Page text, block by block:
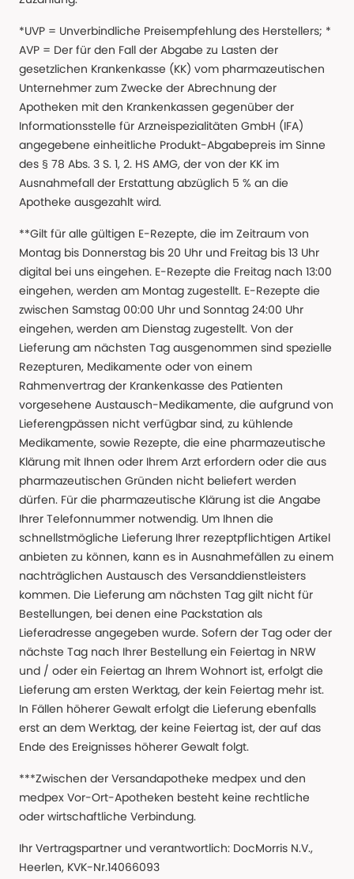
*UVP = Unverbindliche Preisempfehlung des Herstellers; *
AVP = Der für den Fall der Abgabe zu Lasten der
gesetzlichen Krankenkasse (KK) vom pharmazeutischen
Unternehmer zum Zwecke der Abrechnung der
Apotheken mit den Krankenkassen gegenüber der
Informationsstelle für Arzneispezialitäten GmbH (IFA)
angegebene einheitliche Produkt-Abgabepreis im Sinne
des § 78 Abs. 3 S. 1, 2. HS AMG, der von der KK im
Ausnahmefall der Erstattung abzüglich 5 % an die
Apotheke ausgezahlt wird.
**Gilt für alle gültigen E-Rezepte, die im Zeitraum von
Montag bis Donnerstag bis 20 Uhr und Freitag bis 13 Uhr
digital bei uns eingehen. E-Rezepte die Freitag nach 13:00
eingehen, werden am Montag zugestellt. E-Rezepte die
zwischen Samstag 00:00 Uhr und Sonntag 24:00 Uhr
eingehen, werden am Dienstag zugestellt. Von der
Lieferung am nächsten Tag ausgenommen sind spezielle
Rezepturen, Medikamente oder von einem
Rahmenvertrag der Krankenkasse des Patienten
vorgesehene Austausch-Medikamente, die aufgrund von
Lieferengpässen nicht verfügbar sind, zu kühlende
Medikamente, sowie Rezepte, die eine pharmazeutische
Klärung mit Ihnen oder Ihrem Arzt erfordern oder die aus
pharmazeutischen Gründen nicht beliefert werden
dürfen. Für die pharmazeutische Klärung ist die Angabe
Ihrer Telefonnummer notwendig. Um Ihnen die
schnellstmögliche Lieferung Ihrer rezeptpflichtigen Artikel
anbieten zu können, kann es in Ausnahmefällen zu einem
nachträglichen Austausch des Versanddienstleisters
kommen. Die Lieferung am nächsten Tag gilt nicht für
Bestellungen, bei denen eine Packstation als
Lieferadresse angegeben wurde. Sofern der Tag oder der
nächste Tag nach Ihrer Bestellung ein Feiertag in NRW
und / oder ein Feiertag an Ihrem Wohnort ist, erfolgt die
Lieferung am ersten Werktag, der kein Feiertag mehr ist.
In Fällen höherer Gewalt erfolgt die Lieferung ebenfalls
erst an dem Werktag, der keine Feiertag ist, der auf das
Ende des Ereignisses höherer Gewalt folgt.
***Zwischen der Versandapotheke medpex und den
medpex Vor-Ort-Apotheken besteht keine rechtliche
oder wirtschaftliche Verbindung.
Ihr Vertragspartner und verantwortlich: DocMorris N.V.,
Heerlen, KVK-Nr.14066093